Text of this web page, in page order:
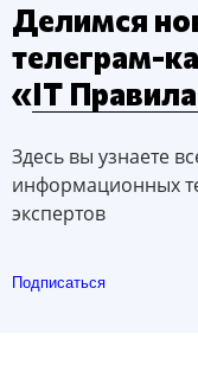
Делимся
телеграм-
«IT
Здесь вы узнаете
информационных
экспертов
Подписаться